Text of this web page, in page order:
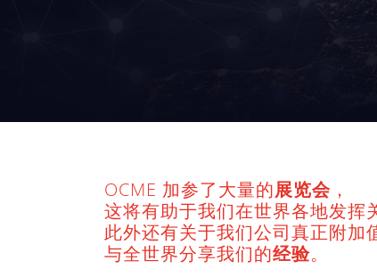
OCME 加参了大量的展览会 ，
这将有助于我们在世界各地发挥
此外还有关于我们公司真正附加
与全世界分享我们的经验。